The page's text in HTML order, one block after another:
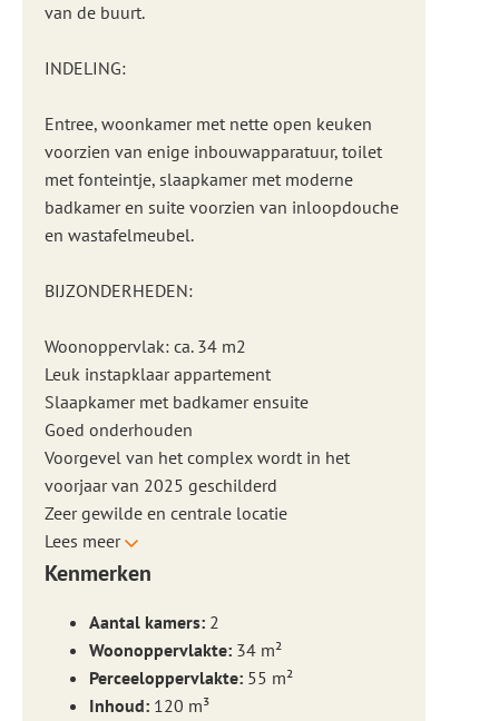
van de buurt.
INDELING:
Entree, woonkamer met nette open keuken
voorzien van enige inbouwapparatuur, toilet
met fonteintje, slaapkamer met moderne
badkamer en suite voorzien van inloopdouche
en wastafelmeubel.
BIJZONDERHEDEN:
Woonoppervlak: ca. 34 m2
Leuk instapklaar appartement
Slaapkamer met badkamer ensuite
Goed onderhouden
Voorgevel van het complex wordt in het
voorjaar van 2025 geschilderd
Zeer gewilde en centrale locatie
Lees meer
Kenmerken
Aantal kamers: 2
Woonoppervlakte: 34 m²
Perceeloppervlakte: 55 m²
Inhoud: 120 m³